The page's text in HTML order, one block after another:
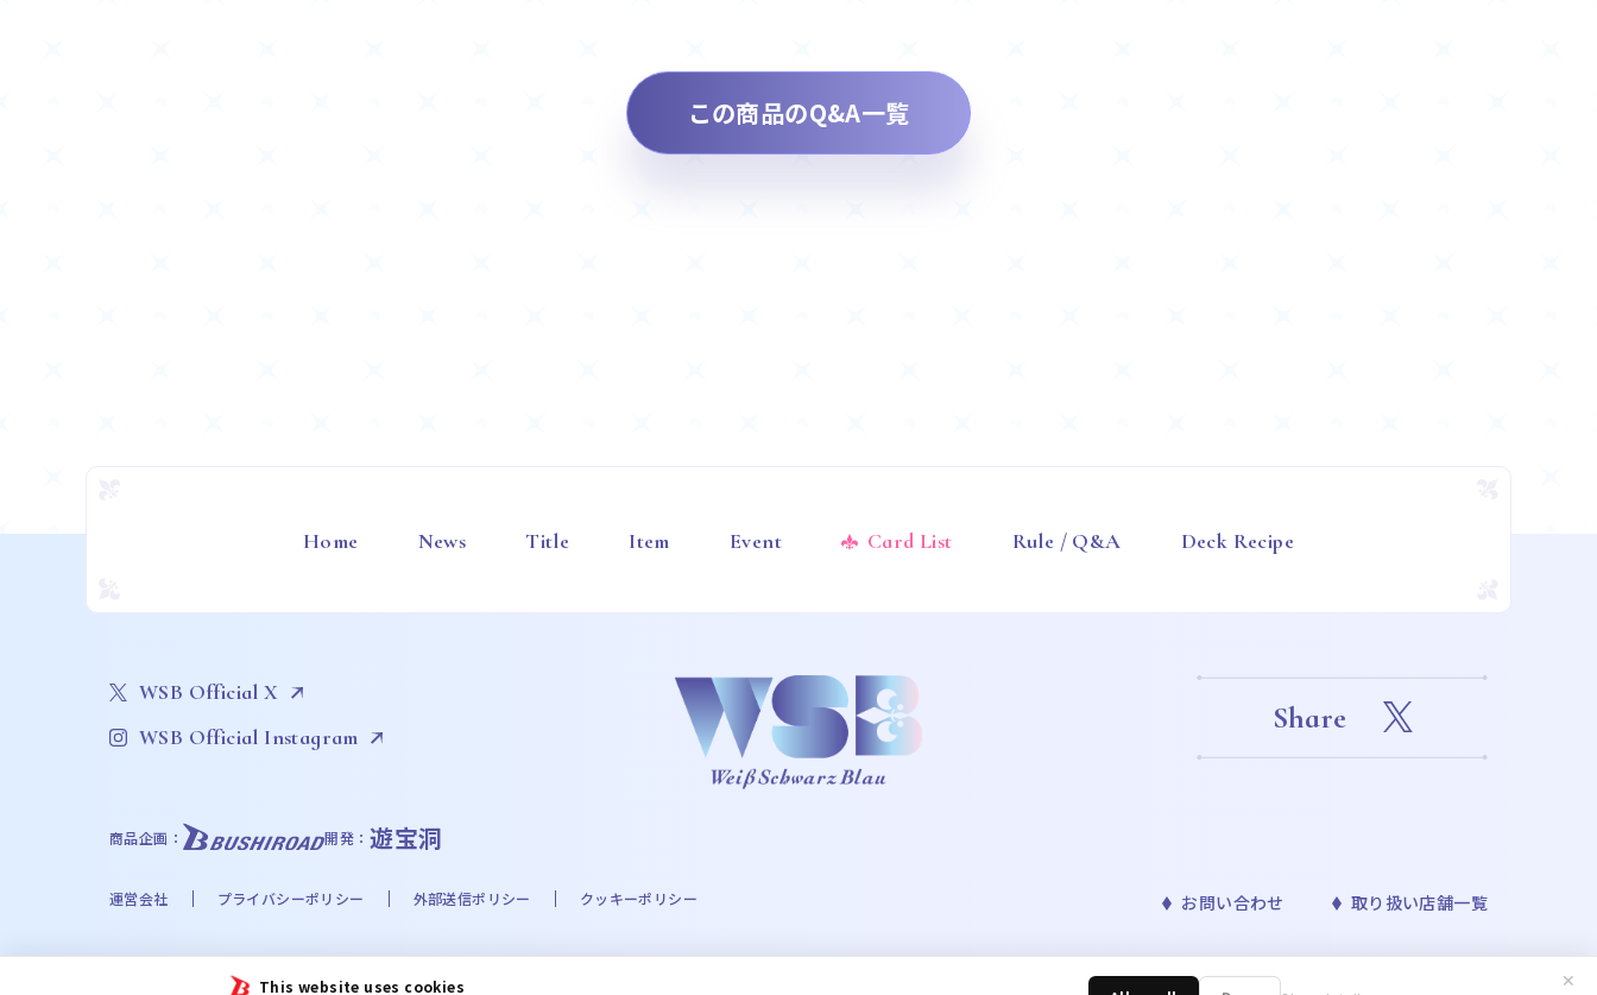
This website uses cookies ✕
この商品のQ&A一覧
Home News Title Item Event Card List Rule / Q&A Deck Recipe
WSB Official X
WSB Official Instagram
Share
商品企画： 開発： 遊宝洞
運営会社 プライバシーポリシー 外部送信ポリシー クッキーポリシー お問い合わせ 取り扱い店舗一覧